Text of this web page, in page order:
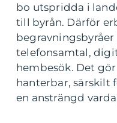
bo utspridda i
till byrån. Därför
telefonsamtal,
hembesök. Det
hanterbar, särskilt
en ansträngd